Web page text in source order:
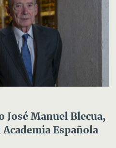
José Manuel Blecua,
Española